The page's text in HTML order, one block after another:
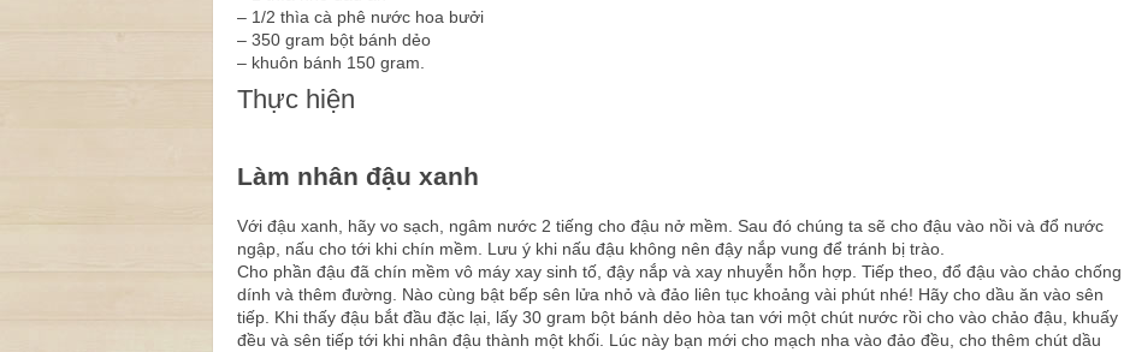
– 1/2 thìa cà phê nước hoa bưởi
– 350 gram bột bánh dẻo
– khuôn bánh 150 gram.
Thực hiện
Làm nhân đậu xanh
Với đậu xanh, hãy vo sạch, ngâm nước 2 tiếng cho đậu nở mềm. Sau đó chúng ta sẽ cho đậu vào nồi và đổ nước
ngập, nấu cho tới khi chín mềm. Lưu ý khi nấu đậu không nên đậy nắp vung để tránh bị trào.
Cho phần đậu đã chín mềm vô máy xay sinh tố, đậy nắp và xay nhuyễn hỗn hợp. Tiếp theo, đổ đậu vào chảo chống
dính và thêm đường. Nào cùng bật bếp sên lửa nhỏ và đảo liên tục khoảng vài phút nhé! Hãy cho dầu ăn vào sên
tiếp. Khi thấy đậu bắt đầu đặc lại, lấy 30 gram bột bánh dẻo hòa tan với một chút nước rồi cho vào chảo đậu, khuấy
đều và sên tiếp tới khi nhân đậu thành một khối. Lúc này bạn mới cho mạch nha vào đảo đều, cho thêm chút dầu